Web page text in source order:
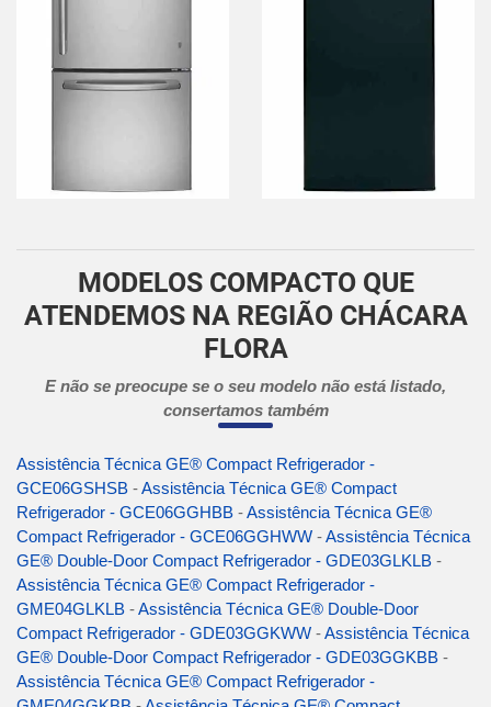
MODELOS COMPACTO QUE
ATENDEMOS NA REGIÃO CHÁCARA
FLORA
E não se preocupe se o seu modelo não está listado,
consertamos também
Assistência Técnica GE® Compact Refrigerador -
GCE06GSHSB -Assistência Técnica GE® Compact
Refrigerador - GCE06GGHBB -Assistência Técnica GE®
Compact Refrigerador - GCE06GGHWW -Assistência Técnica
GE® Double-Door Compact Refrigerador - GDE03GLKLB -
Assistência Técnica GE® Compact Refrigerador -
GME04GLKLB -Assistência Técnica GE® Double-Door
Compact Refrigerador - GDE03GGKWW -Assistência Técnica
GE® Double-Door Compact Refrigerador - GDE03GGKBB -
Assistência Técnica GE® Compact Refrigerador -